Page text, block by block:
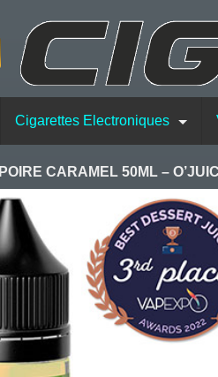
Cigarettes Electroniques
POIRE CARAMEL 50ML –